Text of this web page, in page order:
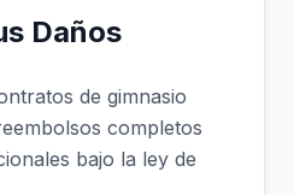
Daños
de gimnasio
completos
bajo la ley de